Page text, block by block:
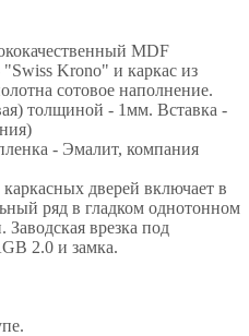
MDF
Krono" и каркас из
сотовое наполнение.
толщиной - 1мм. Вставка -
- Эмалит, компания
каркасных дверей включает в
ряд в гладком однотонном
врезка под
2.0 и замка.